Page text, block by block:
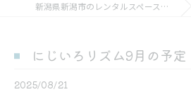
新潟県新潟市のレンタルスペースならにじいろリズム
にじいろリズム9月の予定
2025/08/21